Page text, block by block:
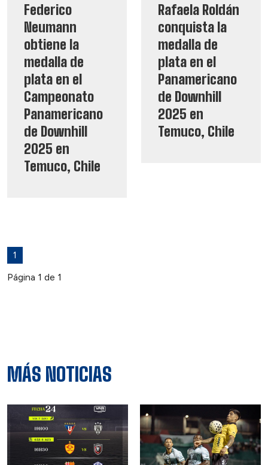
Federico
Neumann
obtiene la
medalla de
plata en el
Campeonato
Panamericano
de Downhill
2025 en
Temuco, Chile
Rafaela Roldán
conquista la
medalla de
plata en el
Panamericano
de Downhill
2025 en
Temuco, Chile
1
Página 1 de 1
MÁS NOTICIAS